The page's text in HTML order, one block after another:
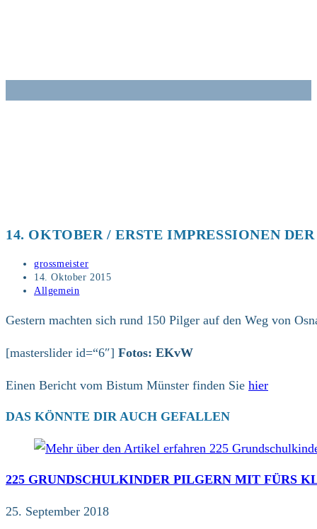
14. OKTOBER / ERSTE IMPRESSIONEN
Beitrags-
Autor:
grossmeister
Beitrag
veröffentlicht:
14. Oktober 2015
Beitrags-
Allgemein
Gestern machten sich rund 150 Pilger auf den Weg von
[masterslider id=“6″] Fotos: EKvW
Einen Bericht vom Bistum Münster finden Sie hier
DAS KÖNNTE DIR AUCH GEFALLEN
225 GRUNDSCHULKINDER PILGERN MIT FÜRS
25. September 2018